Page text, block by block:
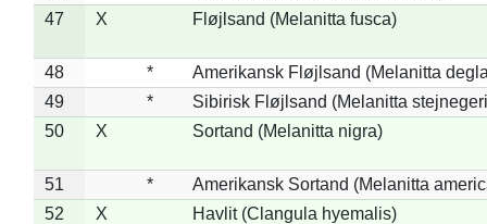
47
X Fløjlsand (Melanitta fusca)
48 *
Amerikansk Fløjlsand (Melanitta
49
*
Sibirisk Fløjlsand (Melanitta
50
X Sortand (Melanitta nigra)
51 *
Amerikansk Sortand (Melanitta
52
X Havlit (Clangula hyemalis)